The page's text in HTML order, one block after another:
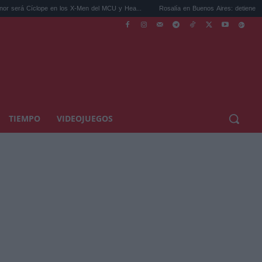
en los X-Men del MCU y Hea... Rosalía en Buenos Aires: detiene el tráfico y se
TIEMPO VIDEOJUEGOS